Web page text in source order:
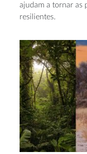
ajudam a tornar as
resilientes.